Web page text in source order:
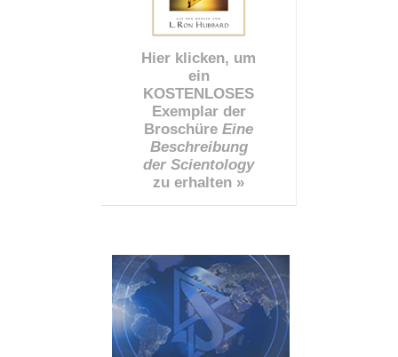
Hier klicken, um
ein
KOSTENLOSES
Exemplar der
Broschüre Eine
Beschreibung
der Scientology
zu erhalten »